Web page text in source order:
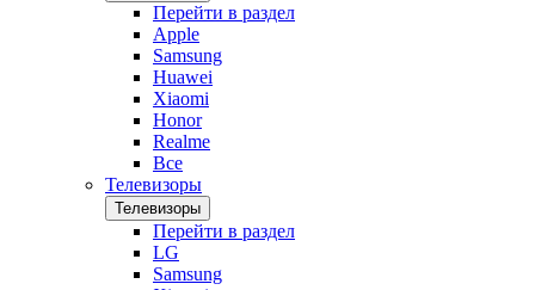
Перейти в раздел
Apple
Samsung
Huawei
Xiaomi
Honor
Realme
Все
Телевизоры
Телевизоры
Перейти в раздел
LG
Samsung